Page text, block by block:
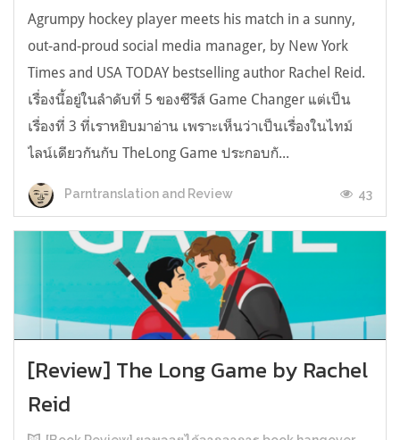
Agrumpy hockey player meets his match in a sunny,
out-and-proud social media manager, by New York
Times and USA TODAY bestselling author Rachel Reid.
เรื่องนี้อยู่ในลำดับที่ 5 ของซีรีส์ Game Changer แต่เป็น
เรื่องที่ 3 ที่เราหยิบมาอ่าน เพราะเห็นว่าเป็นเรื่องในไทม์
ไลน์เดียวกันกับ TheLong Game ประกอบกั...
Parntranslation and Review 43
[Review] The Long Game by Rachel
Reid